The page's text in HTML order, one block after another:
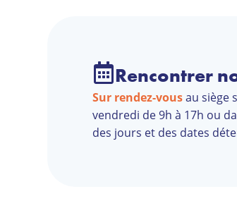
Rencontrer
Sur rendez-vousau siège
vendredi de 9h à 17h ou
des jours et des dates